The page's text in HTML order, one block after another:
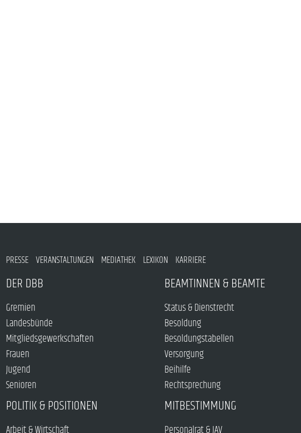
PRESSE VERANSTALTUNGEN MEDIATHEK LEXIKON KARRIERE
DER DBB
Gremien
Landesbünde
Mitgliedsgewerkschaften
Frauen
Jugend
Senioren
BEAMTINNEN & BEAMTE
Status & Dienstrecht
Besoldung
Besoldungstabellen
Versorgung
Beihilfe
Rechtsprechung
POLITIK & POSITIONEN MITBESTIMMUNG